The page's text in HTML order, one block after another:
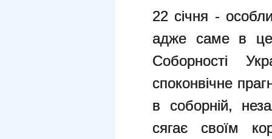
22 січня -
адже саме в
Соборності
споконвічне
в соборній,
сягає своїм